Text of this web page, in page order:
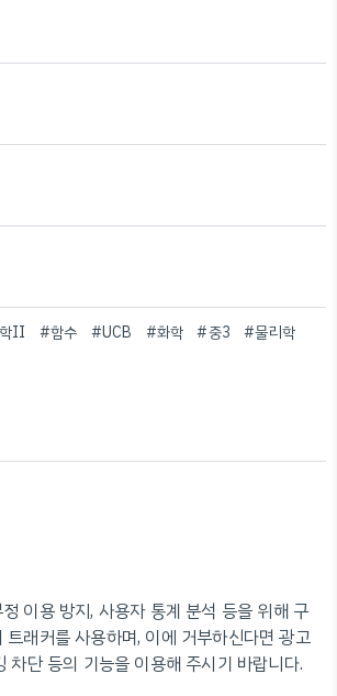
II #함수 #UCB #화학 #중3
#물리학
이용 방지, 사용자 통계 분석 등을 위해 구
트래커를 사용하며, 이에 거부하신다면 광고
차단 등의 기능을 이용해 주시기 바랍니다.